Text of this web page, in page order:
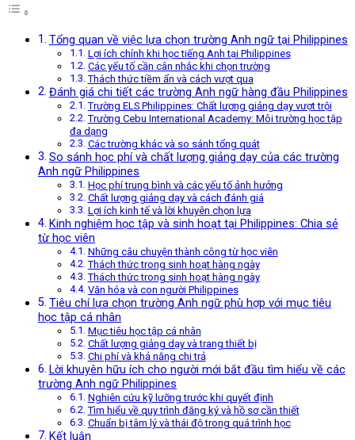
Tổng quan về việc lựa chọn trường Anh ngữ tại Philippines
Lợi ích chính khi học tiếng Anh tại Philippines
Các yếu tố cần cân nhắc khi chọn trường
Thách thức tiềm ẩn và cách vượt qua
Đánh giá chi tiết các trường Anh ngữ hàng đầu Philippines
Trường ELS Philippines: Chất lượng giảng dạy vượt trội
Trường Cebu International Academy: Môi trường học tập
đa dạng
Các trường khác và so sánh tổng quát
So sánh học phí và chất lượng giảng dạy của các trường
Anh ngữ Philippines
Học phí trung bình và các yếu tố ảnh hưởng
Chất lượng giảng dạy và cách đánh giá
Lợi ích kinh tế và lời khuyên chọn lựa
Kinh nghiệm học tập và sinh hoạt tại Philippines: Chia sẻ
từ học viên
Những câu chuyện thành công từ học viên
Thách thức trong sinh hoạt hàng ngày
Thách thức trong sinh hoạt hàng ngày
Văn hóa và con người Philippines
Tiêu chí lựa chọn trường Anh ngữ phù hợp với mục tiêu
học tập cá nhân
Mục tiêu học tập cá nhân
Chất lượng giảng dạy và trang thiết bị
Chi phí và khả năng chi trả
Lời khuyên hữu ích cho người mới bắt đầu tìm hiểu về các
trường Anh ngữ Philippines
Nghiên cứu kỹ lưỡng trước khi quyết định
Tìm hiểu về quy trình đăng ký và hồ sơ cần thiết
Chuẩn bị tâm lý và thái độ trong quá trình học
Kết luận